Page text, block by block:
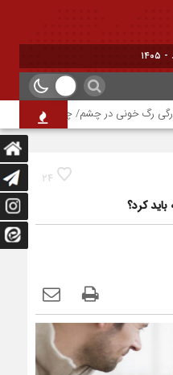
رگ خونی در چشم/ چه موقع باید به پزشک
24
کرد؟